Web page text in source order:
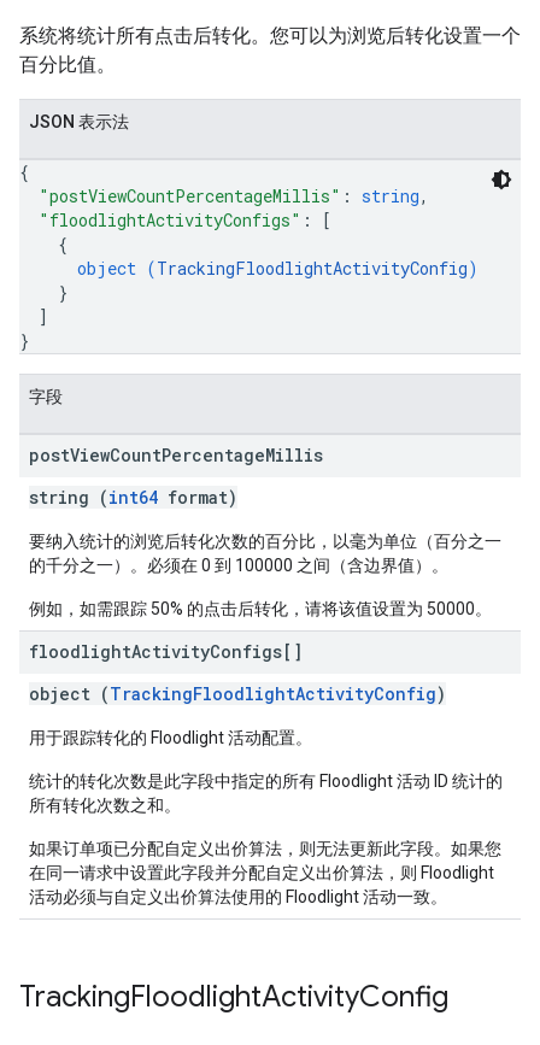
系统将统计所有点击后转化。您可以为浏览后转化设置一个
百分比值。
JSON 表示法
{
"postViewCountPercentageMillis" : string,
"floodlightActivityConfigs" :
[
{
object (TrackingFloodlightActivityConfig)
}
]
}
字段
postViewCountPercentageMillis
string (int64 format)
要纳入统计的浏览后转化次数的百分比，以毫为单位（百分之一
的千分之一）。必须在 0 到 100000 之间（含边界值）。
例如，如需跟踪 50% 的点击后转化，请将该值设置为 50000。
floodlightActivityConfigs[]
object (TrackingFloodlightActivityConfig)
用于跟踪转化的 Floodlight 活动配置。
统计的转化次数是此字段中指定的所有 Floodlight 活动 ID 统计的
所有转化次数之和。
如果订单项已分配自定义出价算法，则无法更新此字段。如果您
在同一请求中设置此字段并分配自定义出价算法，则 Floodlight
活动必须与自定义出价算法使用的 Floodlight 活动一致。
TrackingFloodlightActivityConfig